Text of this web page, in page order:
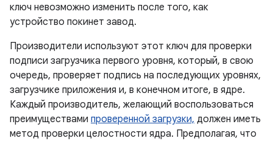
ключ невозможно изменить после того, как
устройство покинет завод.
Производители используют этот ключ для проверки
подписи загрузчика первого уровня, который, в свою
очередь, проверяет подпись на последующих уровнях,
загрузчике приложения и, в конечном итоге, в ядре.
Каждый производитель, желающий воспользоваться
преимуществами проверенной загрузки, должен иметь
метод проверки целостности ядра. Предполагая, что